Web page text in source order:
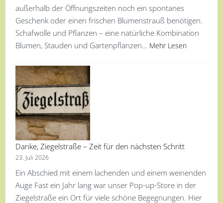
außerhalb der Öffnungszeiten noch ein spontanes
Geschenk oder einen frischen Blumenstrauß benötigen.
Schafwolle und Pflanzen – eine natürliche Kombination
Blumen, Stauden und Gartenpflanzen… Mehr Lesen
Danke, Ziegelstraße – Zeit für den nächsten Schritt
23. Juli 2026
Ein Abschied mit einem lachenden und einem weinenden
Auge Fast ein Jahr lang war unser Pop-up-Store in der
Ziegelstraße ein Ort für viele schöne Begegnungen. Hier